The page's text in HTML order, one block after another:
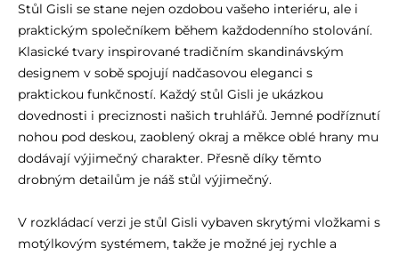
Stůl Gisli se stane nejen ozdobou vašeho interiéru, ale i
praktickým společníkem během každodenního stolování.
Klasické tvary inspirované tradičním skandinávským
designem v sobě spojují nadčasovou eleganci s
praktickou funkčností. Každý stůl Gisli je ukázkou
dovednosti i preciznosti našich truhlářů. Jemné podříznutí
nohou pod deskou, zaoblený okraj a měkce oblé hrany mu
dodávají výjimečný charakter. Přesně díky těmto
drobným detailům je náš stůl výjimečný.
V rozkládací verzi je stůl Gisli vybaven skrytými vložkami s
motýlkovým systémem, takže je možné jej rychle a